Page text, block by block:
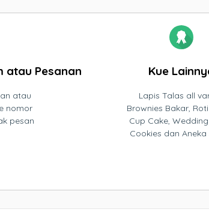
atau Pesanan
atau
nomor
pesan
Kue
Lapis Talas all
Brownies Bakar,
Cup Cake,
Cookies dan Aneka